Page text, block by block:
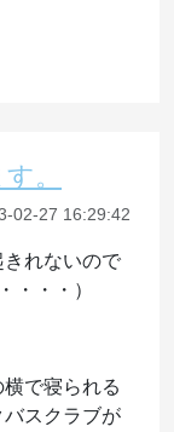
。
02-27 16:29:42
れないので
・・・）
で寝られる
スクラブが